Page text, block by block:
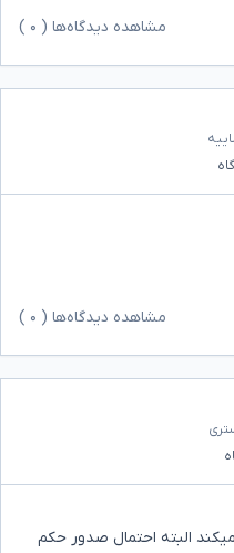
مشاهده دیدگاه‌ها ( ۰
مشاهده دیدگاه‌ها ( ۰
البته احتمال صدور حکم